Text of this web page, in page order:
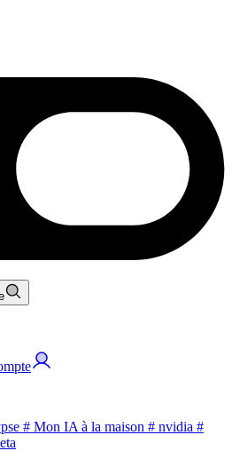
# Mon IA à la maison # nvidia #